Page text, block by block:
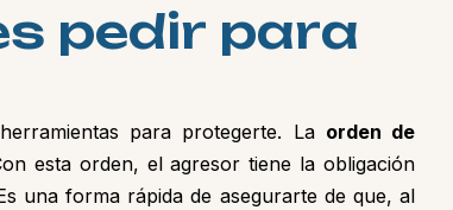
s pedir para
para protegerte. La orden de
esta orden, el agresor tiene la obligación
una forma rápida de asegurarte de que, al